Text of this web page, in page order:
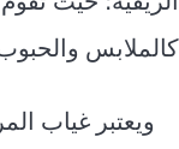
كالملابس
ويعتبر غياب